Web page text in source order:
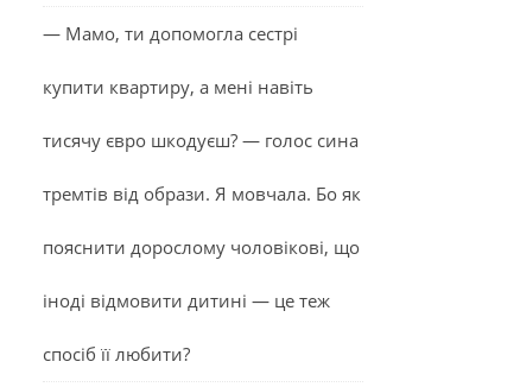
— Мамо, ти допомогла сестрі
купити квартиру, а мені навіть
тисячу євро шкодуєш? — голос сина
тремтів від образи. Я мовчала. Бо як
пояснити дорослому чоловікові, що
іноді відмовити дитині — це теж
спосіб її любити?